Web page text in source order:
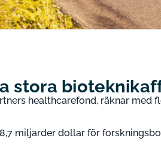
stora
healthcarefond, räknar med
miljarder dollar för